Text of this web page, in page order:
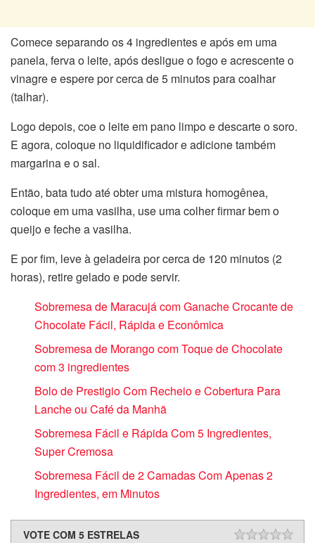
Comece separando os 4 ingredientes e após em uma
panela, ferva o leite, após desligue o fogo e acrescente o
vinagre e espere por cerca de 5 minutos para coalhar
(talhar).
Logo depois, coe o leite em pano limpo e descarte o soro.
E agora, coloque no liquidificador e adicione também
margarina e o sal.
Então, bata tudo até obter uma mistura homogênea,
coloque em uma vasilha, use uma colher firmar bem o
queijo e feche a vasilha.
E por fim, leve à geladeira por cerca de 120 minutos (2
horas), retire gelado e pode servir.
Sobremesa de Maracujá com Ganache Crocante de
Chocolate Fácil, Rápida e Econômica
Sobremesa de Morango com Toque de Chocolate
com 3 ingredientes
Bolo de Prestigio Com Recheio e Cobertura Para
Lanche ou Café da Manhã
Sobremesa Fácil e Rápida Com 5 Ingredientes,
Super Cremosa
Sobremesa Fácil de 2 Camadas Com Apenas 2
Ingredientes, em Minutos
VOTE COM 5 ESTRELAS